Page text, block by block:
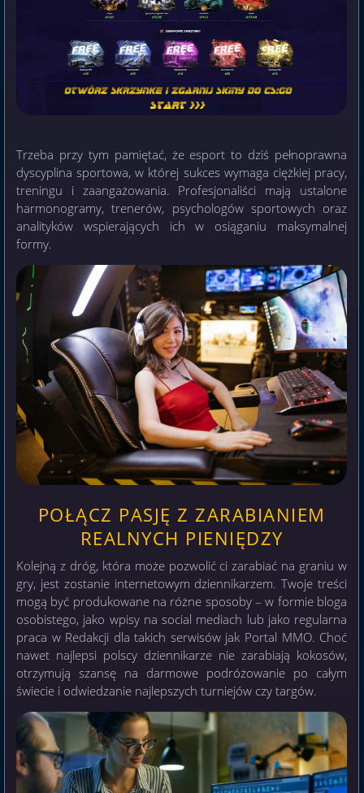
Trzeba przy tym pamiętać, że esport to dziś pełnoprawna
dyscyplina sportowa, w której sukces wymaga ciężkiej pracy,
treningu i zaangażowania. Profesjonaliści mają ustalone
harmonogramy, trenerów, psychologów sportowych oraz
analityków wspierających ich w osiąganiu maksymalnej
formy.
POŁĄCZ PASJĘ Z ZARABIANIEM
REALNYCH PIENIĘDZY
Kolejną z dróg, która może pozwolić ci zarabiać na graniu w
gry, jest zostanie internetowym dziennikarzem. Twoje treści
mogą być produkowane na różne sposoby – w formie bloga
osobistego, jako wpisy na social mediach lub jako regularna
praca w Redakcji dla takich serwisów jak Portal MMO. Choć
nawet najlepsi polscy dziennikarze nie zarabiają kokosów,
otrzymują szansę na darmowe podróżowanie po całym
świecie i odwiedzanie najlepszych turniejów czy targów.